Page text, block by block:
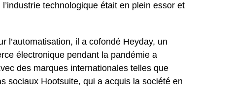
technologique était en plein essor et
l’automatisation, il a cofondé Heyday, un
électronique pendant la pandémie a
des marques internationales telles que
sociaux Hootsuite, qui a acquis la société en